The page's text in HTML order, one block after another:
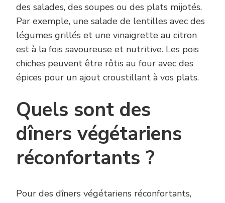
des salades, des soupes ou des plats mijotés.
Par exemple, une salade de lentilles avec des
légumes grillés et une vinaigrette au citron
est à la fois savoureuse et nutritive. Les pois
chiches peuvent être rôtis au four avec des
épices pour un ajout croustillant à vos plats.
Quels sont des
dîners végétariens
réconfortants ?
Pour des dîners végétariens réconfortants,